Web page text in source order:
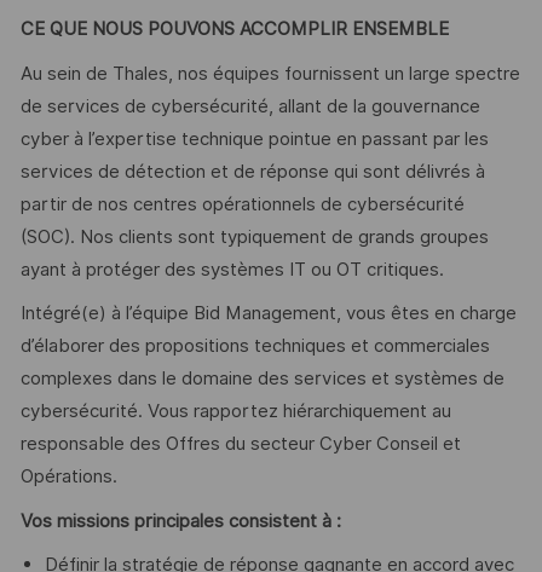
CE QUE NOUS POUVONS ACCOMPLIR ENSEMBLE
Au sein de Thales, nos équipes fournissent un large spectre
de services de cybersécurité, allant de la gouvernance
cyber à l’expertise technique pointue en passant par les
services de détection et de réponse qui sont délivrés à
partir de nos centres opérationnels de cybersécurité
(SOC). Nos clients sont typiquement de grands groupes
ayant à protéger des systèmes IT ou OT critiques.
Intégré(e) à l’équipe Bid Management, vous êtes en charge
d’élaborer des propositions techniques et commerciales
complexes dans le domaine des services et systèmes de
cybersécurité. Vous rapportez hiérarchiquement au
responsable des Offres du secteur Cyber Conseil et
Opérations.
Vos missions principales consistent à :
Définir la stratégie de réponse gagnante en accord avec